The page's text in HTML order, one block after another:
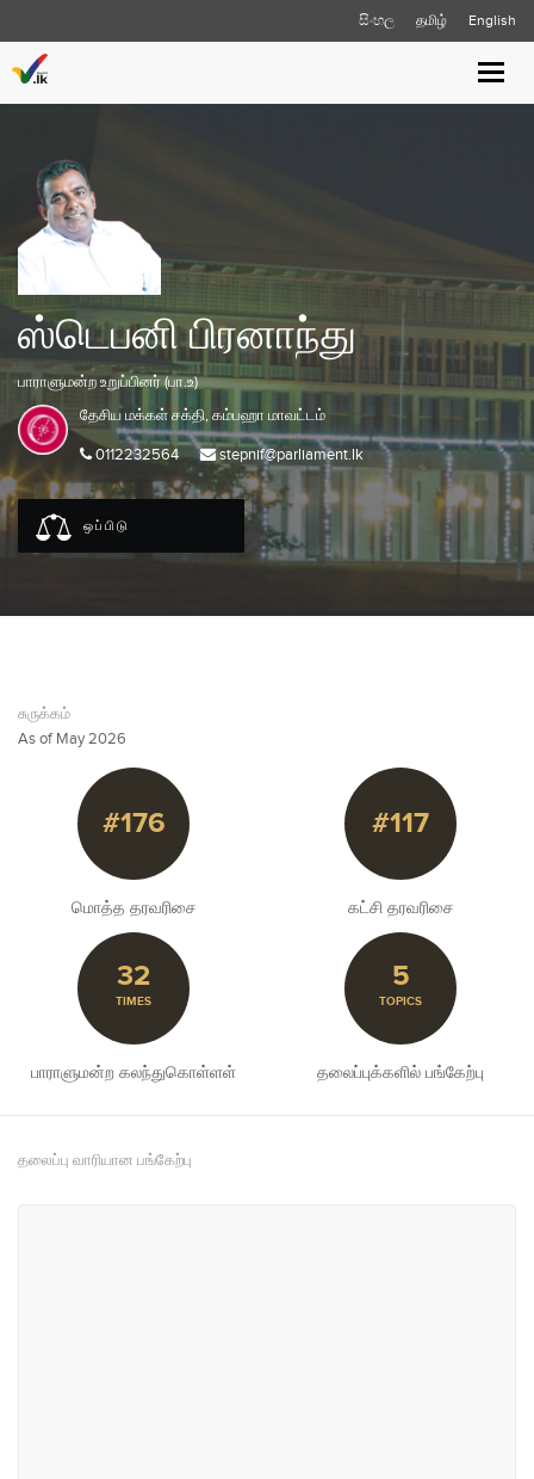
සිංහල தமிழ் English
Toggle
ஸ்டெபனி பிரனாந்து
பாராளுமன்ற உறுப்பினர் (பா.உ)
தேசிய மக்கள் சக்தி,கம்பஹா மாவட்டம்
0112232564 stepnif@parliament.lk
ஒப்பிடு
சுருக்கம்
As of May 2026
#176
மொத்த தரவரிசை
#117
கட்சி தரவரிசை
32
TIMES
பாராளுமன்ற கலந்துகொள்ளள்
5
TOPICS
தலைப்புக்களில் பங்கேற்பு
தலைப்பு வாரியான பங்கேற்பு